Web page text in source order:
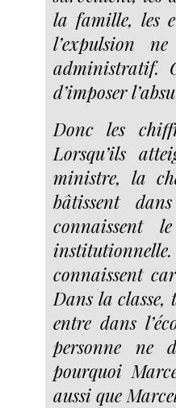
la famille, les
l’expulsion
administratif.
d’imposer
Donc les
Lorsqu’ils
ministre, la
bâtissent
connaissent
connaissent
Dans la
entre dans
personne ne
pourquoi
aussi que